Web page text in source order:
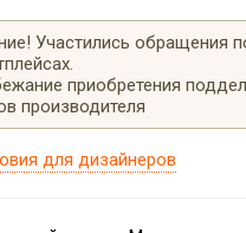
Участились обращения
приобретения
производителя
для дизайнеров